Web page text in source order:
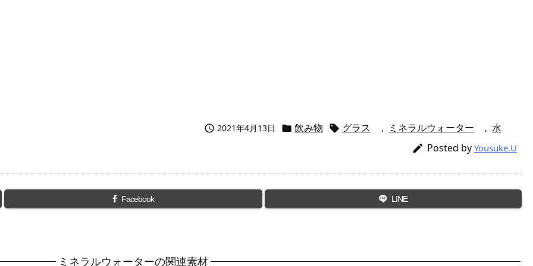
 2021年4月13日  飲み物  グラス , ミネラルウォーター , 水
 Posted by Yousuke.U
Facebook LINE
ミネラルウォーターの関連素材